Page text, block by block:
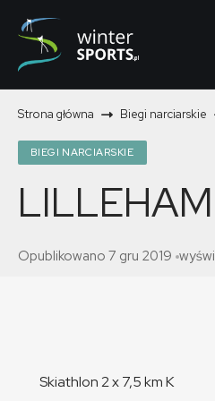
Strona główna Biegi narciarskie
BIEGI NARCIARSKIE
Opublikowano 7 gru 2019
Skiathlon 2 x 7,5 km K